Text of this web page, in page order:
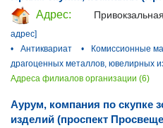
Адрес:
адрес]
•
Антиквариат • Комиссионные
драгоценных металлов, ювелирных
Адреса филиалов организации (6)
Аурум, компания по скупке
изделий (проспект